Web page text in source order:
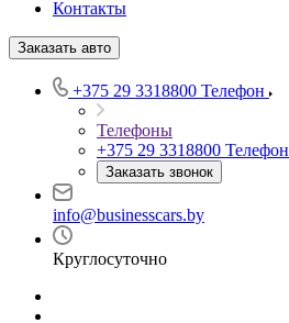
Контакты
Заказать авто
+375 29 3318800 Телефон
Телефоны
+375 29 3318800 Телефон
Заказать звонок
info@businesscars.by
Круглосуточно